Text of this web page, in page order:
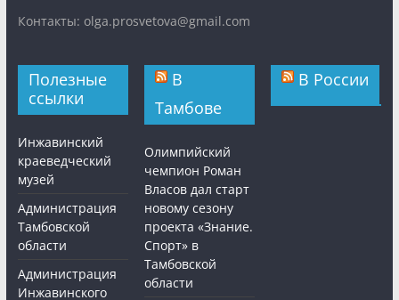
Контакты: olga.prosvetova@gmail.com
Полезные
ссылки
Инжавинский
краеведческий
музей
Администрация
Тамбовской
области
Администрация
Инжавинского
В
Тамбове
Олимпийский
чемпион Роман
Власов дал старт
новому сезону
проекта «Знание.
Спорт» в
Тамбовской
области
В России